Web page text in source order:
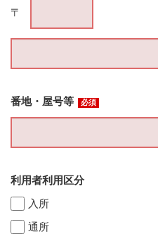
〒
番地・屋号等 必須
利用者利用区分
入所
通所